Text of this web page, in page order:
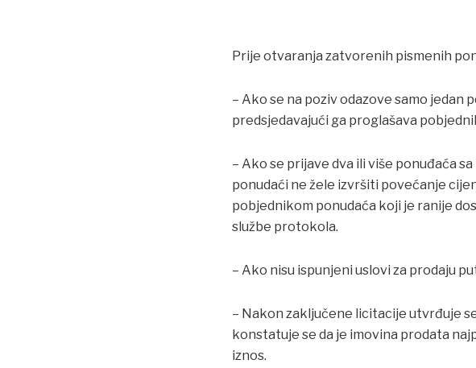
Prije otvaranja zatvorenih pismenih
– Ako se na poziv odazove samo jedan
predsjedavajući ga proglašava
– Ako se prijave dva ili više ponuđaća
ponudaći ne žele izvršiti povećanje
pobjednikom ponudaća koji je ranije
službe protokola.
– Ako nisu ispunjeni uslovi za prodaju
– Nakon zaključene licitacije utvrđuje
konstatuje se da je imovina prodata
iznos.